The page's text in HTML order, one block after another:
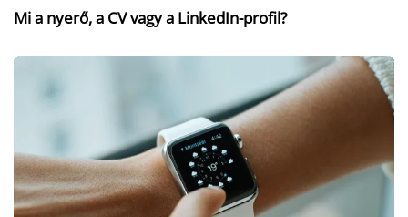
Mi a nyerő, a CV vagy a LinkedIn-profil?